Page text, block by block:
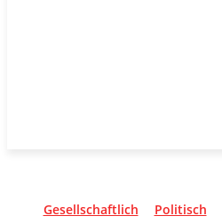
Gesellschaftlich Politisch